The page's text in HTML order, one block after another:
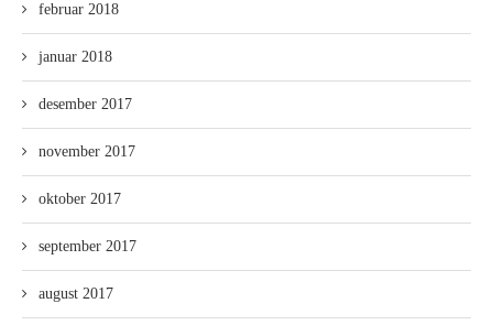
februar 2018
januar 2018
desember 2017
november 2017
oktober 2017
september 2017
august 2017